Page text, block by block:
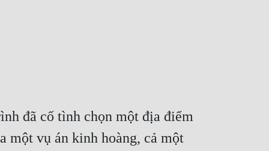
đã cố tình chọn một địa điểm
một vụ án kinh hoàng, cả một